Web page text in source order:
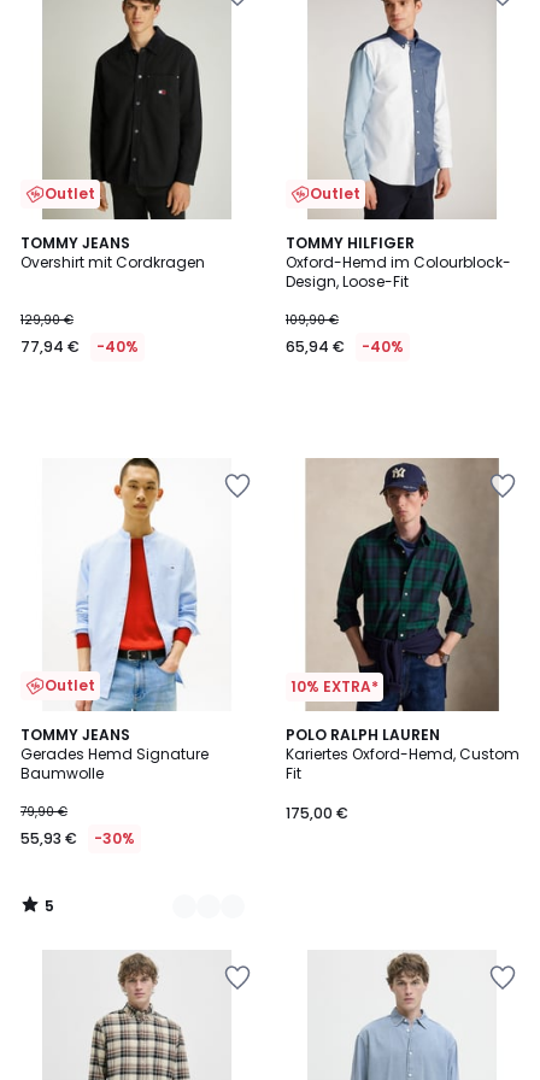
Outlet
TOMMY JEANS
Overshirt mit Cordkragen
129,90 €
77,94 € -40%
Outlet
TOMMY HILFIGER
Oxford-Hemd im Colourblock-
Design, Loose-Fit
109,90 €
65,94 € -40%
Outlet
TOMMY JEANS
Gerades Hemd Signature
Baumwolle
79,90 €
55,93 € -30%
5
/
5
2
Farben
5
/
10% EXTRA*
POLO RALPH LAUREN
Kariertes Oxford-Hemd, Custom
Fit
175,00 €